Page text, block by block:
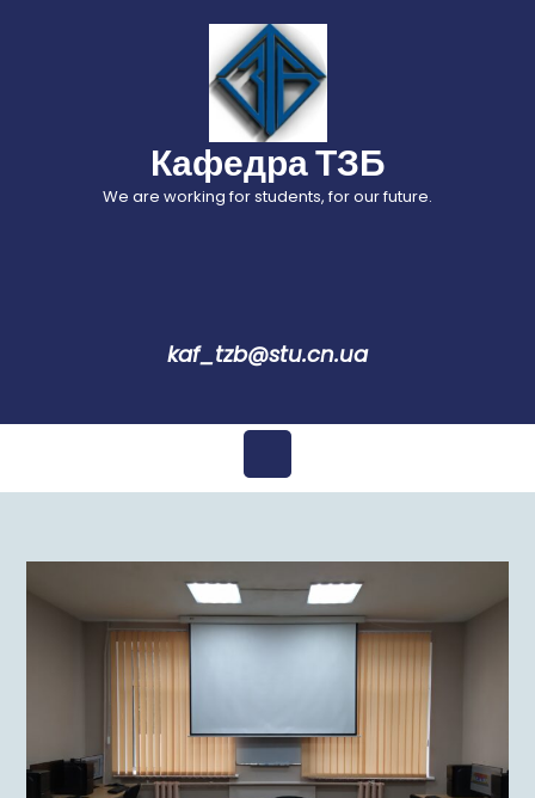
Кафедра ТЗБ
We are working for students, for our future.
kaf_tzb@stu.cn.ua
Відкрити
меню